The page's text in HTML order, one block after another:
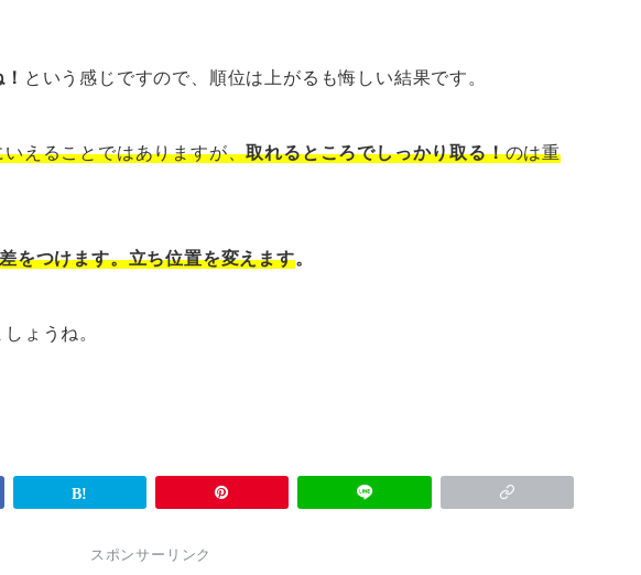
という感じですので、順位は上がるも悔しい結果です。
えることではありますが、取れるところでしっかり取る！のは重
をつけます。立ち位置を変えます。
ょうね。
スポンサーリンク